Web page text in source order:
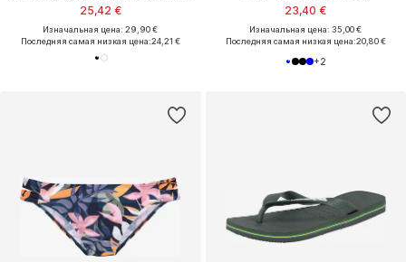
25,42 €
Изначальная цена: 29,90 €
Последняя самая низкая цена:24,21 €
23,40 €
Изначальная цена: 35,00 €
Последняя самая низкая цена:20,80 €
+2